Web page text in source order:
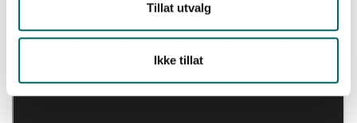
Tillat utvalg
Ikke tillat